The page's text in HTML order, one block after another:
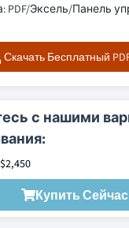
PDF/Эксель/Панель
Скачать Бесплатный
с нашими
Купить Сейчас